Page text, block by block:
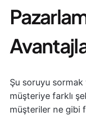
Şu soruyu sormak
müşteriye farklı
müşteriler ne gibi